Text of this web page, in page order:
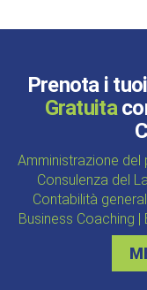
Prenota i tuoi
Gratuita
Amministrazione del
Consulenza del
Contabilità
Business Coaching